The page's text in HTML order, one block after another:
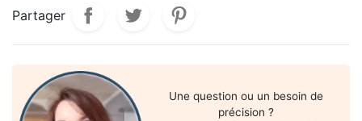
Partager
Une question ou un besoin de
précision ?